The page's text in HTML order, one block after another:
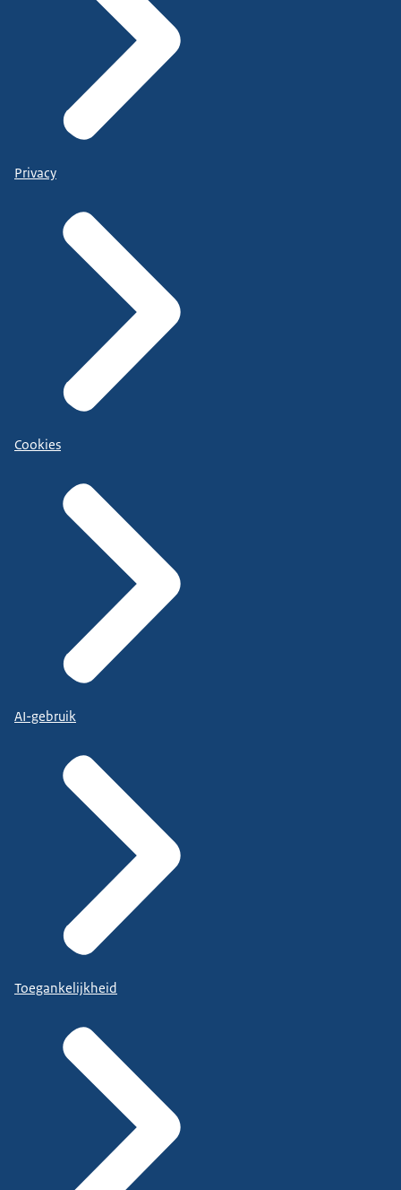
Privacy
Cookies
AI-gebruik
Toegankelijkheid